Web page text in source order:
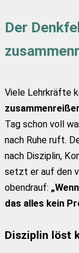
Der
Viele Lehrkräfte
Tag schon voll
nach Ruhe ruft.
nach Disziplin,
setzt er auf den
obendrauf:
das alles kein
Disziplin löst